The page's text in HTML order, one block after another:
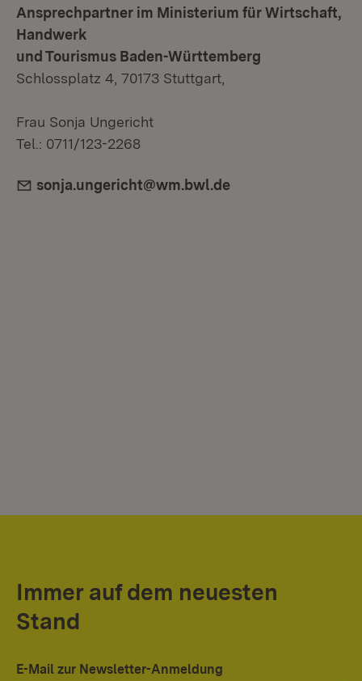
Ansprechpartner im Ministerium für Wirtschaft,
Handwerk
und Tourismus Baden-Württemberg
Schlossplatz 4, 70173 Stuttgart,
Frau Sonja Ungericht
Tel.: 0711/123-2268
E-Mail:
sonja.ungericht@wm.bwl.de
Immer auf dem neuesten
Stand
E-Mail zur Newsletter-Anmeldung